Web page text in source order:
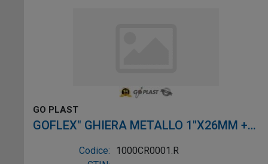
GO PLAST
GOFLEX" GHIERA METALLO 1"X26MM +
ROSETTA
Codice:
1000CR0001.R